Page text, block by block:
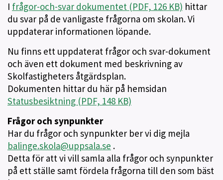
I frågor-och-svar dokumentet (PDF, 126 KB) hittar
du svar på de vanligaste frågorna om skolan. Vi
uppdaterar informationen löpande.
Nu finns ett uppdaterat frågor och svar-dokument
och även ett dokument med beskrivning av
Skolfastigheters åtgärdsplan.
Dokumenten hittar du här på hemsidan
Statusbesiktning (PDF, 148 KB)
Frågor och synpunkter
Har du frågor och synpunkter ber vi dig mejla
balinge.skola@uppsala.se .
Detta för att vi vill samla alla frågor och synpunkter
på ett ställe samt fördela frågorna till den som bäst